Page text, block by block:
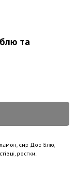
та
сир Дор Блю,
ростки.